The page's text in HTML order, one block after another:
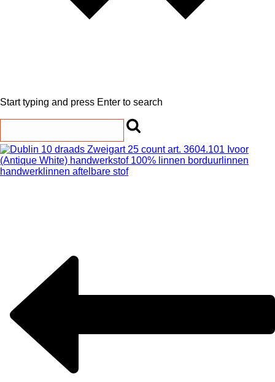
Start typing and press Enter to search